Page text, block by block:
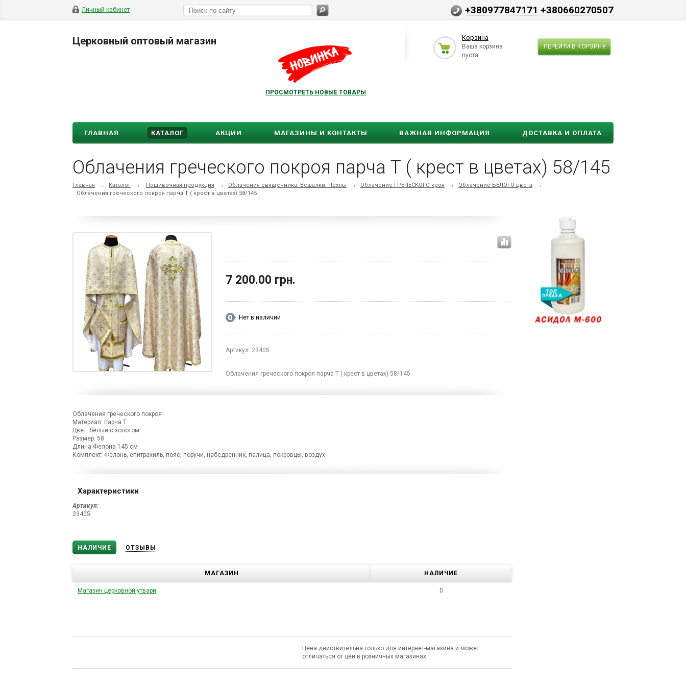
Личный кабинет +380977847171 +380660270507
Церковный оптовый магазин
ПРОСМОТРЕТЬ НОВЫЕ ТОВАРЫ
Корзина
Ваша корзина
пуста
ПЕРЕЙТИ В КОРЗИНУ
ГЛАВНАЯ КАТАЛОГ АКЦИИ МАГАЗИНЫ И КОНТАКТЫ ВАЖНАЯ ИНФОРМАЦИЯ ДОСТАВКА И ОПЛАТА
Облачения греческого покроя парча Т ( крест в цветах) 58/145
Главная → Каталог → Пошивочная продукция → Облачения священника. Вешалки. Чехлы → Облачение ГРЕЧЕСКОГО кроя → Облачение БЕЛОГО цвета
→
Облачения греческого покроя парча Т ( крест в цветах) 58/145
7 200.00 грн.
Нет в наличии
Артикул: 23405
Облачения греческого покроя парча Т ( крест в цветах) 58/145
Облачения греческого покроя
Материал: парча Т
Цвет: белый с золотом
Размер: 58
Длина Фелона 145 см
Комплект: Фелонь, епитрахиль, пояс, поручи, набедренник, палица, покровцы, воздух
Характеристики
Артикул:
23405
НАЛИЧИЕ ОТЗЫВЫ
МАГАЗИН НАЛИЧИЕ
Магазин церковной утвари 0
Цена действительна только для интернет-магазина и может
отличаться от цен в розничных магазинах.